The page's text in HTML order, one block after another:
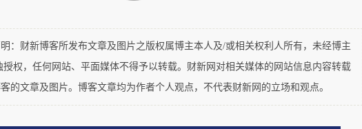
了赚钱，商家的策略则是“薄利多销”。
类似于传统零售中的采购商的角色，只不过这个采购商不再是一个“人”，
平台，由它在中国各类商家中，动态选择最低价的货源在Temu上架。可
财新博客所发布文章及图片之版权属博主本人及/或相关权利人所有，未经博主
授权，任何网站、平面媒体不得予以转载。财新网对相关媒体的网站信息内容转载
的文章及图片。博客文章均为作者个人观点，不代表财新网的立场和观点。